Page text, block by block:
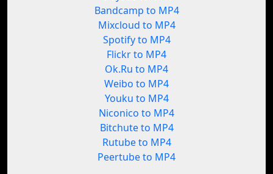
Bandcamp to MP4
Mixcloud to MP4
Spotify to MP4
Flickr to MP4
Ok.Ru to MP4
Weibo to MP4
Youku to MP4
Niconico to MP4
Bitchute to MP4
Rutube to MP4
Peertube to MP4